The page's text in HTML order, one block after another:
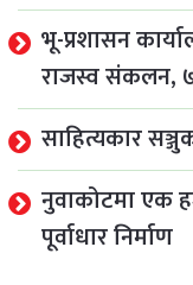
भू-प्रशासन
राजस्व संकलन,
साहित्यकार
नुवाकोटमा एक
पूर्वाधार निर्माण